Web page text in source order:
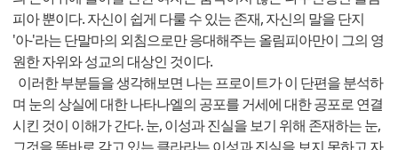
피아 뿐이다. 자신이 쉽게 다룰 수 있는 존재, 자신의 말을 단지
'아-'라는 단말마의 외침으로만 응대해주는 올림피아만이 그의 영
원한 자위와 성교의 대상인 것이다.
이러한 부분들을 생각해보면 나는 프로이트가 이 단편을 분석하
며 눈의 상실에 대한 나타나엘의 공포를 거세에 대한 공포로 연결
시킨 것이 이해가 간다. 눈, 이성과 진실을 보기 위해 존재하는 눈,